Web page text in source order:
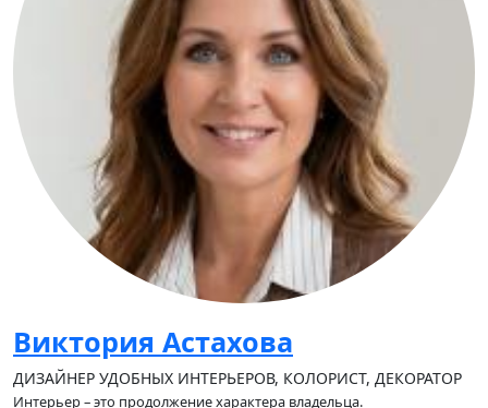
Виктория Астахова
ДИЗАЙНЕР УДОБНЫХ ИНТЕРЬЕРОВ, КОЛОРИСТ, ДЕКОРАТОР
Интерьер – это продолжение характера владельца.